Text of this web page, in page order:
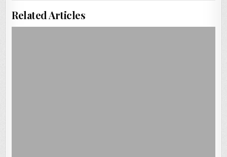
Related Articles